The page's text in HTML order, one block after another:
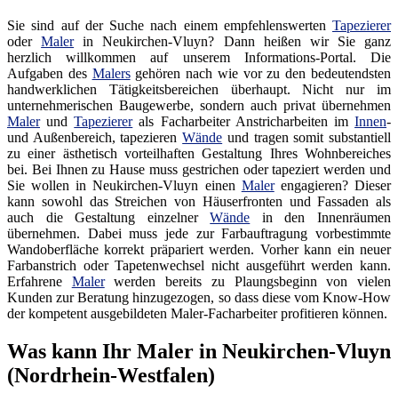
Sie sind auf der Suche nach einem empfehlenswerten Tapezierer
oderMalerin Neukirchen-Vluyn? Dann heißen wir Sie ganz
herzlich willkommen auf unserem Informations-Portal. Die
Aufgaben des Malersgehören nach wie vor zu den bedeutendsten
handwerklichen Tätigkeitsbereichen überhaupt. Nicht nur im
unternehmerischen Baugewerbe, sondern auch privat übernehmen
MalerundTapeziererals Facharbeiter Anstricharbeiten imInnen-
und Außenbereich, tapezierenWände und tragen somit substantiell
zu einer ästhetisch vorteilhaften Gestaltung Ihres Wohnbereiches
bei. Bei Ihnen zu Hause muss gestrichen oder tapeziert werden und
Sie wollen in Neukirchen-Vluyn einen Malerengagieren? Dieser
kann sowohl das Streichen von Häuserfronten und Fassaden als
auch die Gestaltung einzelnerWände in den Innenräumen
übernehmen. Dabei muss jede zur Farbauftragung vorbestimmte
Wandoberfläche korrekt präpariert werden. Vorher kann ein neuer
Farbanstrich oder Tapetenwechsel nicht ausgeführt werden kann.
Erfahrene Malerwerden bereits zu Plaungsbeginn von vielen
Kunden zur Beratung hinzugezogen, so dass diese vom Know-How
der kompetent ausgebildeten Maler-Facharbeiter profitieren können.
Was kann Ihr Maler in Neukirchen-Vluyn
(Nordrhein-Westfalen)